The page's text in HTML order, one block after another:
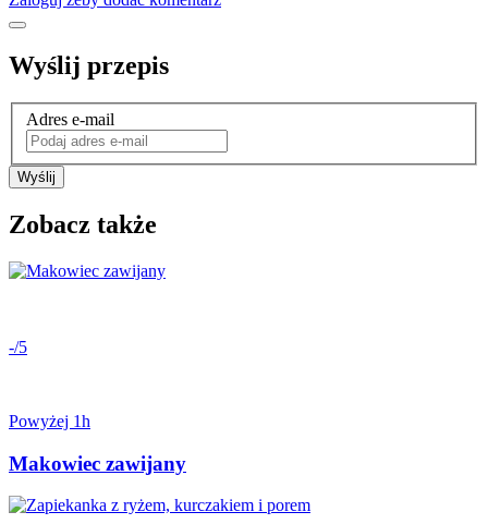
Wyślij przepis
Adres e-mail
Wyślij
Zobacz także
-/5
Powyżej 1h
Makowiec zawijany